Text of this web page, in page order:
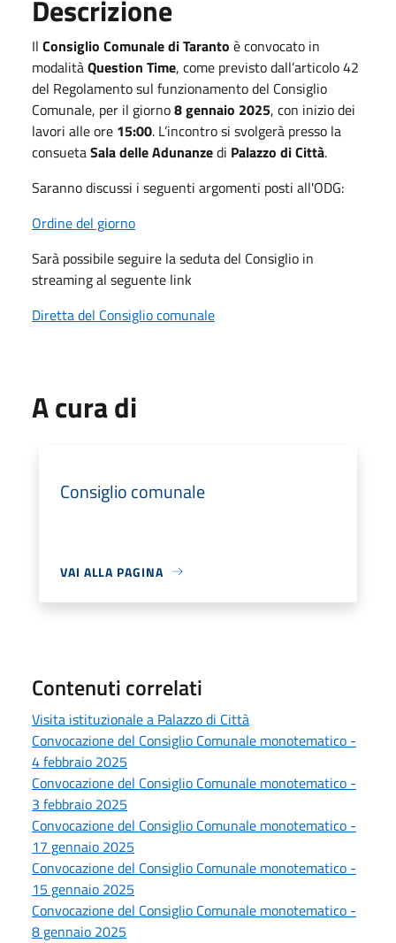
Descrizione
Il Consiglio Comunale di Taranto è convocato in
modalitàQuestion Time, come previsto dall’articolo 42
del Regolamento sul funzionamento del Consiglio
Comunale, per il giorno8 gennaio 2025, con inizio dei
lavori alle ore 15:00. L’incontro si svolgerà presso la
consuetaSala delle Adunanzedi Palazzo di Città.
Saranno discussi i seguenti argomenti posti all'ODG:
Ordine del giorno
Sarà possibile seguire la seduta del Consiglio in
streaming al seguente link
Diretta del Consiglio comunale
A cura di
Consiglio comunale
VAI ALLA PAGINA
Contenuti correlati
Visita istituzionale a Palazzo di Città
Convocazione del Consiglio Comunale monotematico -
4 febbraio 2025
Convocazione del Consiglio Comunale monotematico -
3 febbraio 2025
Convocazione del Consiglio Comunale monotematico -
17 gennaio 2025
Convocazione del Consiglio Comunale monotematico -
15 gennaio 2025
Convocazione del Consiglio Comunale monotematico -
8 gennaio 2025